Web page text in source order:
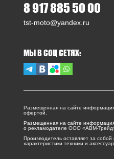
8 917 885 50 00
tst-moto@yandex.ru
МЫ В СОЦ СЕТЯХ:
Размещенная на сайте
офертой.
Размещенная на сайте
о рекламодателе ООО «АВМ-
Производитель оставляет за
характеристики техники и